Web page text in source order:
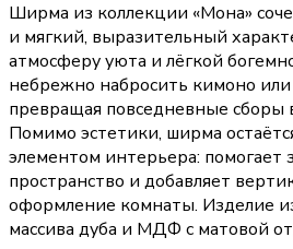
Ширма из коллекции «Мона»
и мягкий, выразительный
атмосферу уюта и лёгкой
небрежно набросить кимоно
превращая повседневные сборы
Помимо эстетики, ширма
элементом интерьера: помогает
пространство и добавляет
оформление комнаты. Изделие
массива дуба и МДФ с матовой